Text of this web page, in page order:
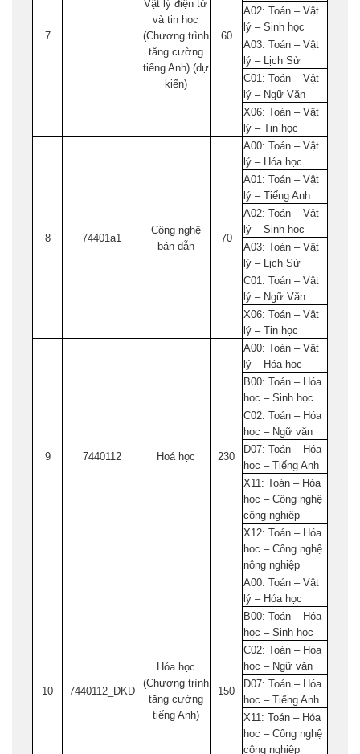
7
Vật lý điện tử
và tin học
(Chương trình
tăng cường
tiếng Anh) (dự
kiến)
60
A02: Toán – Vật
lý – Sinh học
A03: Toán – Vật
lý – Lịch Sử
C01: Toán – Vật
lý – Ngữ Văn
X06: Toán – Vật
lý – Tin học
8 74401a1
Công nghệ
bán dẫn
70
A00: Toán – Vật
lý – Hóa học
A01: Toán – Vật
lý – Tiếng Anh
A02: Toán – Vật
lý – Sinh học
A03: Toán – Vật
lý – Lịch Sử
C01: Toán – Vật
lý – Ngữ Văn
X06: Toán – Vật
lý – Tin học
9 7440112 Hoá học 230
A00: Toán – Vật
lý – Hóa học
B00: Toán – Hóa
học – Sinh học
C02: Toán – Hóa
học – Ngữ văn
D07: Toán – Hóa
học – Tiếng Anh
X11: Toán – Hóa
học – Công nghệ
công nghiệp
X12: Toán – Hóa
học – Công nghệ
nông nghiệp
10 7440112_DKD
Hóa học
(Chương trình
tăng cường
tiếng Anh)
150
A00: Toán – Vật
lý – Hóa học
B00: Toán – Hóa
học – Sinh học
C02: Toán – Hóa
học – Ngữ văn
D07: Toán – Hóa
học – Tiếng Anh
X11: Toán – Hóa
học – Công nghệ
công nghiệp